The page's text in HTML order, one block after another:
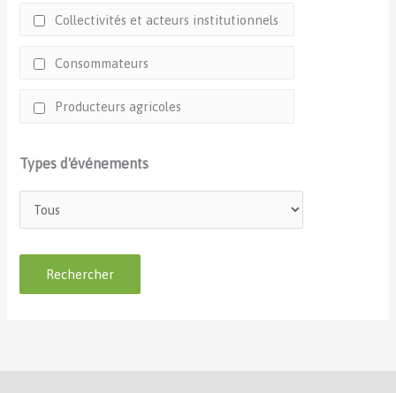
Collectivités et acteurs institutionnels
Consommateurs
Producteurs agricoles
Types d'événements